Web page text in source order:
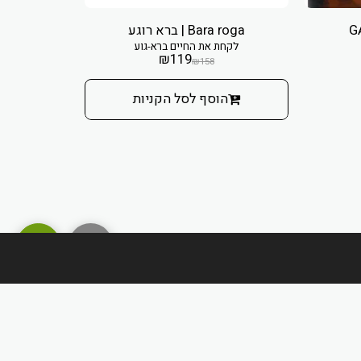
Bara roga | ברא רוגע
לקחת את החיים ברא-גוע
₪158
₪119
הוסף לסל הקניות